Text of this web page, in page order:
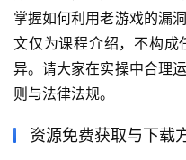
掌握如何利用老游戏的漏
文仅为课程介绍，不构成
异。请大家在实操中合理
则与法律法规。
资源免费获取与下载